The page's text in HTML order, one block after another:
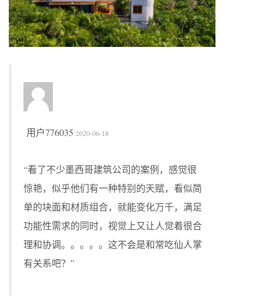
用户776035 2020-06-18
“看了不少墨西哥建筑公司的案例，感觉很
惊艳，似乎他们有一种特别的天赋，看似简
单的块面和材质组合，就能变化万千，满足
功能性需求的同时，视觉上又让人觉着很合
理和协调。。。。。这不会是和常吃仙人掌
有关系吧？”